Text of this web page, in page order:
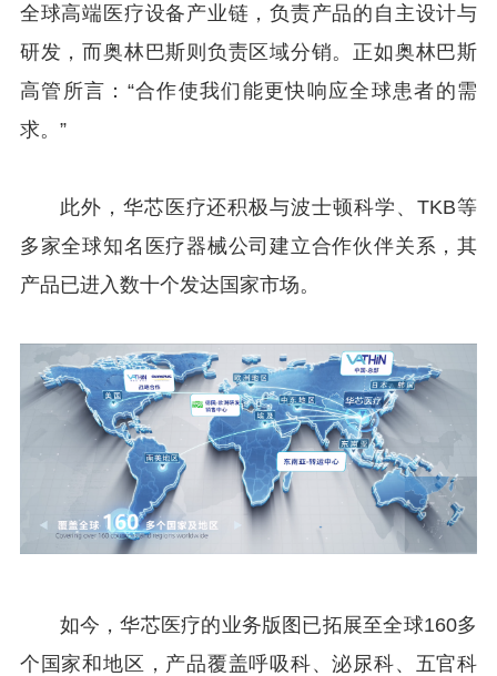
全球高端医疗设备产业链，负责产品的自主设计与
研发，而奥林巴斯则负责区域分销。正如奥林巴斯
高管所言：“合作使我们能更快响应全球患者的需
求。”
此外，华芯医疗还积极与波士顿科学、TKB等
多家全球知名医疗器械公司建立合作伙伴关系，其
产品已进入数十个发达国家市场。
如今，华芯医疗的业务版图已拓展至全球160多
个国家和地区，产品覆盖呼吸科、泌尿科、五官科